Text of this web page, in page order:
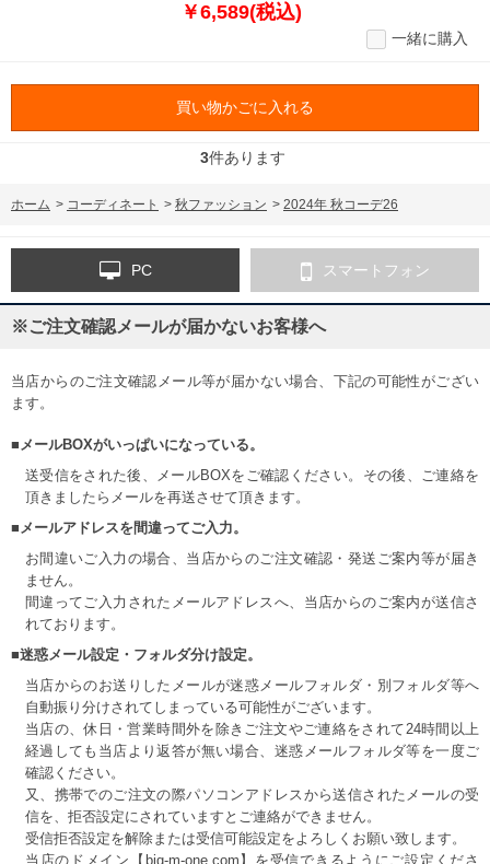
￥6,589(税込)
一緒に購入
買い物かごに入れる
3件あります
ホーム > コーディネート > 秋ファッション > 2024年 秋コーデ26
PC スマートフォン
※ご注文確認メールが届かないお客様へ
当店からのご注文確認メール等が届かない場合、下記の可能性がござい
ます。
■メールBOXがいっぱいになっている。
送受信をされた後、メールBOXをご確認ください。その後、ご連絡を
頂きましたらメールを再送させて頂きます。
■メールアドレスを間違ってご入力。
お間違いご入力の場合、当店からのご注文確認・発送ご案内等が届き
ません。
間違ってご入力されたメールアドレスへ、当店からのご案内が送信さ
れております。
■迷惑メール設定・フォルダ分け設定。
当店からのお送りしたメールが迷惑メールフォルダ・別フォルダ等へ
自動振り分けされてしまっている可能性がございます。
当店の、休日・営業時間外を除きご注文やご連絡をされて24時間以上
経過しても当店より返答が無い場合、迷惑メールフォルダ等を一度ご
確認ください。
又、携帯でのご注文の際パソコンアドレスから送信されたメールの受
信を、拒否設定にされていますとご連絡ができません。
受信拒否設定を解除または受信可能設定をよろしくお願い致します。
当店のドメイン【big-m-one.com】を受信できるようにご設定くださ